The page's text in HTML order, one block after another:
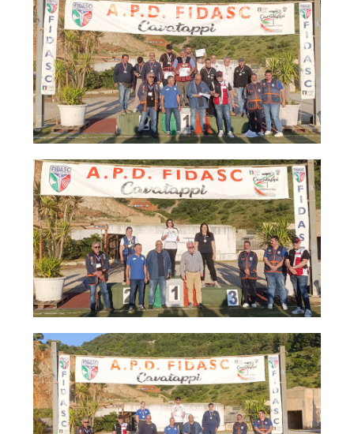
Organi di Giustizia - Dispositivi
Modelli e moduli
Albo Atleti Cinofili
Guida Locandine Ufficiali
Tiro di Campagna
English e Training Sporting
Tiro a Palla
Tiro con l'arco da caccia
Field Target
Paintball
Softair
Cinofilia Sportiva